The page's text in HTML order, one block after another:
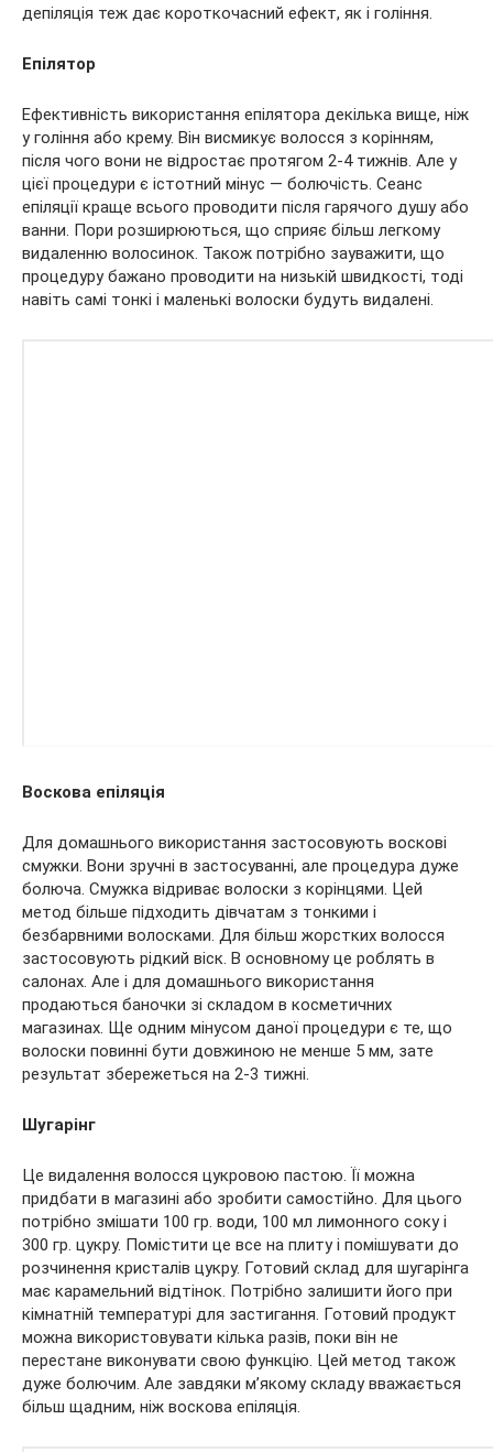
депіляція теж дає короткочасний ефект, як і гоління.
Епілятор
Ефективність використання епілятора декілька вище, ніж
у гоління або крему. Він висмикує волосся з корінням,
після чого вони не відростає протягом 2-4 тижнів. Але у
цієї процедури є істотний мінус — болючість. Сеанс
епіляції краще всього проводити після гарячого душу або
ванни. Пори розширюються, що сприяє більш легкому
видаленню волосинок. Також потрібно зауважити, що
процедуру бажано проводити на низькій швидкості, тоді
навіть самі тонкі і маленькі волоски будуть видалені.
Воскова епіляція
Для домашнього використання застосовують воскові
смужки. Вони зручні в застосуванні, але процедура дуже
болюча. Смужка відриває волоски з корінцями. Цей
метод більше підходить дівчатам з тонкими і
безбарвними волосками. Для більш жорстких волосся
застосовують рідкий віск. В основному це роблять в
салонах. Але і для домашнього використання
продаються баночки зі складом в косметичних
магазинах. Ще одним мінусом даної процедури є те, що
волоски повинні бути довжиною не менше 5 мм, зате
результат збережеться на 2-3 тижні.
Шугарінг
Це видалення волосся цукровою пастою. Її можна
придбати в магазині або зробити самостійно. Для цього
потрібно змішати 100 гр. води, 100 мл лимонного соку і
300 гр. цукру. Помістити це все на плиту і помішувати до
розчинення кристалів цукру. Готовий склад для шугарінга
має карамельний відтінок. Потрібно залишити його при
кімнатній температурі для застигання. Готовий продукт
можна використовувати кілька разів, поки він не
перестане виконувати свою функцію. Цей метод також
дуже болючим. Але завдяки м’якому складу вважається
більш щадним, ніж воскова епіляція.